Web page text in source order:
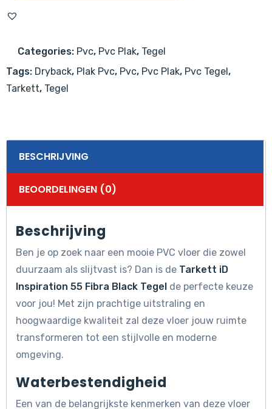
55
Black
Tegel
aantal
Categories: Pvc, Pvc Plak, Tegel
Tags: Dryback, Plak Pvc, Pvc, Pvc Plak, Pvc Tegel ,
Tarkett, Tegel
BESCHRIJVING
BEOORDELINGEN (0)
Beschrijving
Ben je op zoek naar een mooie PVC vloer die zowel
duurzaam als slijtvast is? Dan is de Tarkett iD
Inspiration 55 Fibra Black Tegel de perfecte keuze
voor jou! Met zijn prachtige uitstraling en
hoogwaardige kwaliteit zal deze vloer jouw ruimte
transformeren tot een stijlvolle en moderne
omgeving.
Waterbestendigheid
Een van de belangrijkste kenmerken van deze vloer